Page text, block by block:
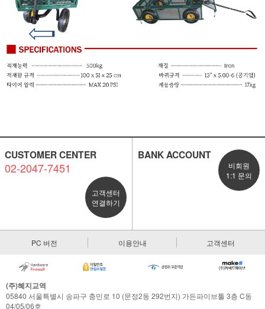
CUSTOMER CENTER
02-2047-7451
고객센터
연결하기
BANK ACCOUNT
비회원
1:1 문의
PC 버전 이용안내 고객센터
(주)혜지교역
05840 서울특별시 송파구 충민로 10 (문정2동 292번지) 가든파이브툴 3층 C동
04/05/06호